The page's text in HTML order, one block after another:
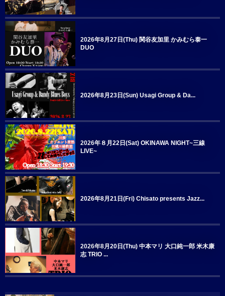
2026年8月27日(Thu) 関谷友加里 かみむら泰一
DUO
2026年8月23日(Sun) Usagi Group & Da...
2026年８月22日(Sat) OKINAWA NIGHT~三線
LIVE~
2026年8月21日(Fri) Chisato presents Jazz...
2026年8月20日(Thu) 中本マリ 大口純一郎 米木康
志 TRIO ...